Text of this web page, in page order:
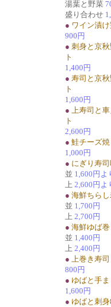
湯葉と野菜
盛り合わせ
● ワイン漬
900円
● 刺身と京
ト
1,400円
● 寿司と京
ト
1,600円
● 上寿司と
ト
2,600円
● 鮭チーズ
1,000円
● にぎり寿
並 1,600円よ
上 2,600円よ
● 海鮮ちら
並 1,700円
上 2,700円
● 海鮮ゆば
並 1,400円
上 2,400円
● 上巻き寿
800円
● ゆばと手
1,600円
● ゆばと刺